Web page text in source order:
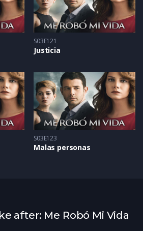
S03E121
Justicia
S03E123
Malas personas
after: Me Robó Mi Vida